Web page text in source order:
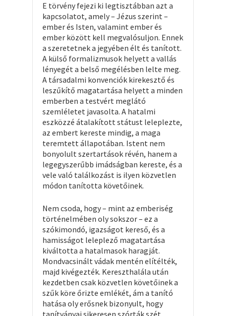
E törvény fejezi ki legtisztábban azt a
kapcsolatot, amely – Jézus szerint –
ember és Isten, valamint ember és
ember között kell megvalósuljon. Ennek
a szeretetnek a jegyében élt és tanított.
A külső formalizmusok helyett a vallás
lényegét a belső megélésben lelte meg.
A társadalmi konvenciók kirekesztő és
leszűkítő magatartása helyett a minden
emberben a testvért meglátó
szemléletet javasolta. A hatalmi
eszközzé átalakított státust leleplezte,
az embert kereste mindig, a maga
teremtett állapotában. Istent nem
bonyolult szertartások révén, hanem a
legegyszerűbb imádságban kereste, és a
vele való találkozást is ilyen közvetlen
módon tanította követőinek.
Nem csoda, hogy – mint az emberiség
történelmében oly sokszor – ez a
szókimondó, igazságot kereső, és a
hamisságot leleplező magatartása
kiváltotta a hatalmasok haragját.
Mondvacsinált vádak mentén elítélték,
majd kivégezték. Kereszthalála után
kezdetben csak közvetlen követőinek a
szűk köre őrizte emlékét, ám a tanító
hatása oly erősnek bizonyult, hogy
tanítványai sikeresen szórták szét